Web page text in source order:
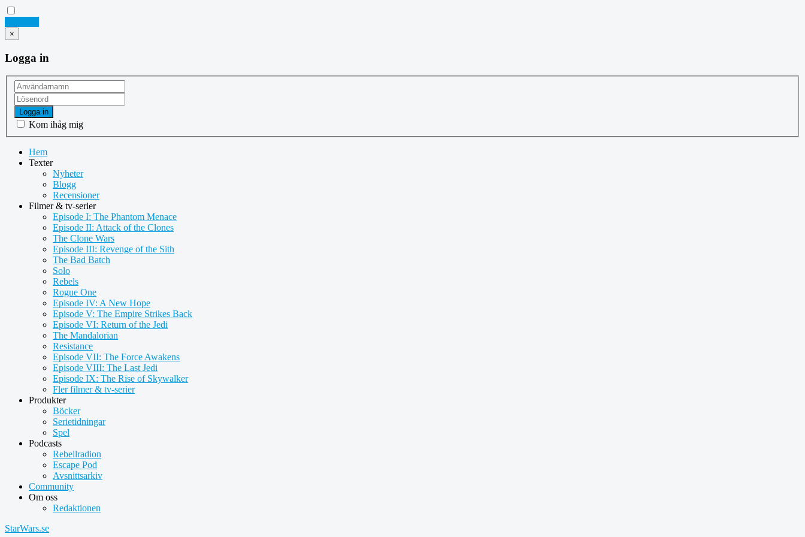
×
Logga in
Logga in
Kom ihåg mig
Hem
Texter
Nyheter
Blogg
Recensioner
Filmer & tv-serier
Episode I: The Phantom Menace
Episode II: Attack of the Clones
The Clone Wars
Episode III: Revenge of the Sith
The Bad Batch
Solo
Rebels
Rogue One
Episode IV: A New Hope
Episode V: The Empire Strikes Back
Episode VI: Return of the Jedi
The Mandalorian
Resistance
Episode VII: The Force Awakens
Episode VIII: The Last Jedi
Episode IX: The Rise of Skywalker
Fler filmer & tv-serier
Produkter
Böcker
Serietidningar
Spel
Podcasts
Rebellradion
Escape Pod
Avsnittsarkiv
Community
Om oss
Redaktionen
StarWars.se